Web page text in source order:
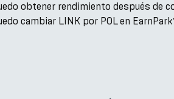
obtener rendimiento después de
cambiar LINK por POL en